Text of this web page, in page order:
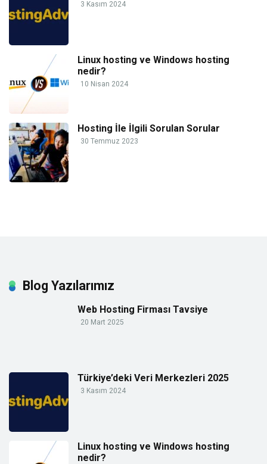
3 Kasım 2024
Linux hosting ve Windows hosting
nedir?
10 Nisan 2024
Hosting İle İlgili Sorulan Sorular
30 Temmuz 2023
Blog Yazılarımız
Web Hosting Firması Tavsiye
20 Mart 2025
Türkiye’deki Veri Merkezleri 2025
3 Kasım 2024
Linux hosting ve Windows hosting
nedir?